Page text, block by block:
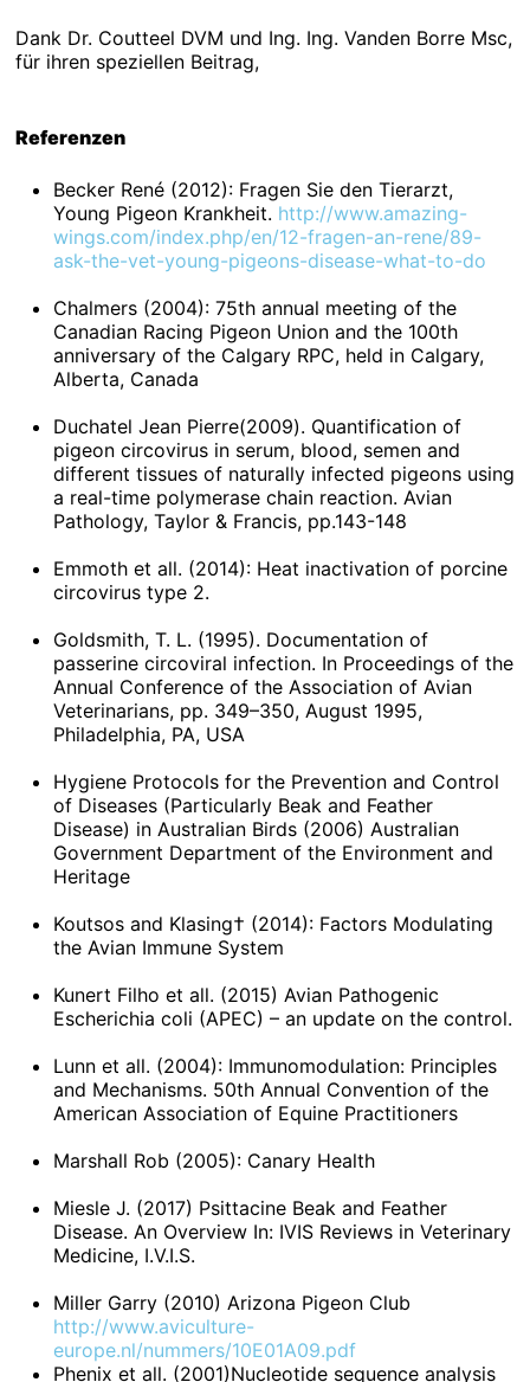
Dank Dr. Coutteel DVM und Ing. Ing. Vanden Borre Msc,
für ihren speziellen Beitrag,
Referenzen
Becker René (2012): Fragen Sie den Tierarzt,
Young Pigeon Krankheit. http://www.amazing-
wings.com/index.php/en/12-fragen-an-rene/89-
ask-the-vet-young-pigeons-disease-what-to-do
Chalmers (2004): 75th annual meeting of the
Canadian Racing Pigeon Union and the 100th
anniversary of the Calgary RPC, held in Calgary,
Alberta, Canada
Duchatel Jean Pierre(2009). Quantification of
pigeon circovirus in serum, blood, semen and
different tissues of naturally infected pigeons using
a real-time polymerase chain reaction. Avian
Pathology, Taylor & Francis, pp.143-148
Emmoth et all. (2014): Heat inactivation of porcine
circovirus type 2.
Goldsmith, T. L. (1995). Documentation of
passerine circoviral infection. In Proceedings of the
Annual Conference of the Association of Avian
Veterinarians, pp. 349–350, August 1995,
Philadelphia, PA, USA
Hygiene Protocols for the Prevention and Control
of Diseases (Particularly Beak and Feather
Disease) in Australian Birds (2006) Australian
Government Department of the Environment and
Heritage
Koutsos and Klasing† (2014): Factors Modulating
the Avian Immune System
Kunert Filho et all. (2015) Avian Pathogenic
Escherichia coli (APEC) – an update on the control.
Lunn et all. (2004): Immunomodulation: Principles
and Mechanisms. 50th Annual Convention of the
American Association of Equine Practitioners
Marshall Rob (2005): Canary Health
Miesle J. (2017) Psittacine Beak and Feather
Disease. An Overview In: IVIS Reviews in Veterinary
Medicine, I.V.I.S.
Miller Garry (2010) Arizona Pigeon Club
http://www.aviculture-
europe.nl/nummers/10E01A09.pdf
Phenix et all. (2001)Nucleotide sequence analysis